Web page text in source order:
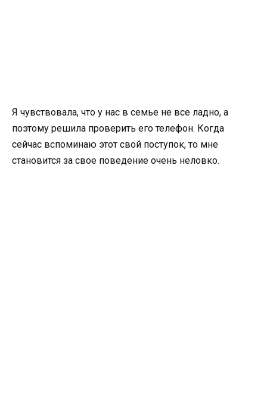
Я чувствовала, что у нас в семье не все ладно, а
поэтому решила проверить его телефон. Когда
сейчас вспоминаю этот свой поступок, то мне
становится за свое поведение очень неловко.